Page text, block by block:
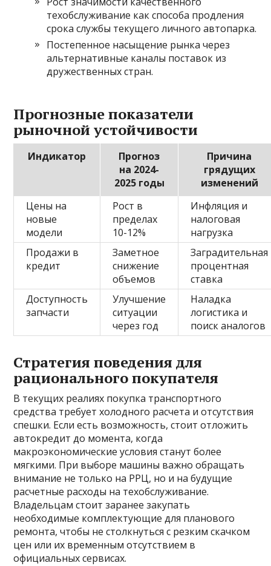
техобслуживание как способа продления
срока службы текущего личного автопарка.
Постепенное насыщение рынка через
альтернативные каналы поставок из
дружественных стран.
Прогнозные показатели
рыночной устойчивости
Индикатор
Прогноз
на 2024-
2025 годы
Причина
грядущих
изменений
Цены на
новые
модели
Рост в
пределах
10-12%
Инфляция и
налоговая
нагрузка
Продажи в
кредит
Заметное
снижение
объемов
Заградительная
процентная
ставка
Доступность
запчасти
Улучшение
ситуации
через год
Наладка
логистика и
поиск аналогов
Стратегия поведения для
рационального покупателя
В текущих реалиях покупка транспортного
средства требует холодного расчета и отсутствия
спешки. Если есть возможность, стоит отложить
автокредит до момента, когда
макроэкономические условия станут более
мягкими. При выборе машины важно обращать
внимание не только на РРЦ, но и на будущие
расчетные расходы на техобслуживание.
Владельцам стоит заранее закупать
необходимые комплектующие для планового
ремонта, чтобы не столкнуться с резким скачком
цен или их временным отсутствием в
официальных сервисах.